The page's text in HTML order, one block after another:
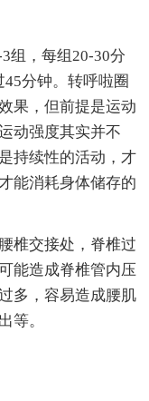
组，每组20-30分
分钟。转呼啦圈
果，但前提是运动
动强度其实并不
持续性的活动，才
能消耗身体储存的
椎交接处，脊椎过
能造成脊椎管内压
多，容易造成腰肌
等。